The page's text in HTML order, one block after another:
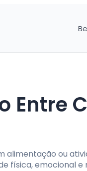
Entre
alimentação ou
física, emocional e